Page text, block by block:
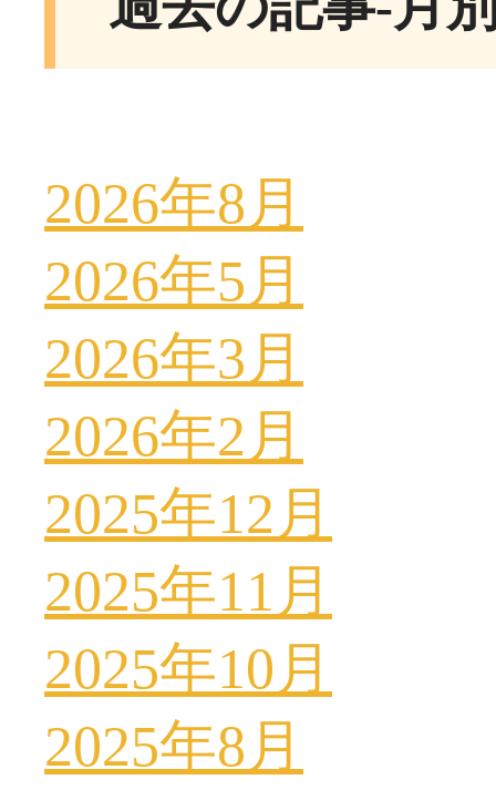
2026年8月
2026年5月
2026年3月
2026年2月
2025年12月
2025年11月
2025年10月
2025年8月